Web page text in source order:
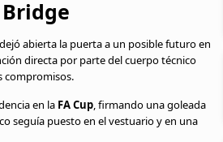
abierta la puerta a un posible futuro en
directa por parte del cuerpo técnico
compromisos.
en la FA Cup, firmando una goleada
seguía puesto en el vestuario y en una